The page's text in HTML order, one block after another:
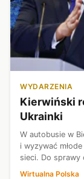
WYDARZENIA
Kierwiński
Ukrainki
W autobusie w
i wyzywać
sieci. Do sprawy
Wirtualna Polska